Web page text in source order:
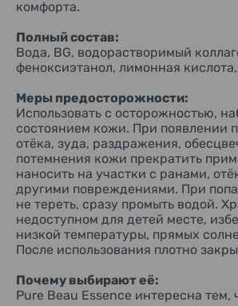
комфорта.
Полный состав:
Вода, BG, водорастворимый
феноксиэтанол, лимонная
Меры предосторожности:
Использовать с осторожностью,
состоянием кожи. При появлении
отёка, зуда, раздражения,
потемнения кожи прекратить
наносить на участки с ранами,
другими повреждениями. При
не тереть, сразу промыть водой.
недоступном для детей месте,
низкой температуры, прямых
После использования плотно
Почему выбирают её:
Pure Beau Essence интересна тем,